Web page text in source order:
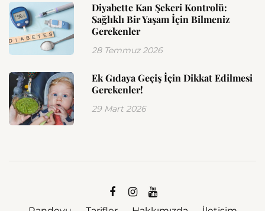
Diyabette Kan Şekeri Kontrolü:
Sağlıklı Bir Yaşam İçin Bilmeniz
Gerekenler
28 Temmuz 2026
Ek Gıdaya Geçiş İçin Dikkat Edilmesi
Gerekenler!
29 Mart 2026